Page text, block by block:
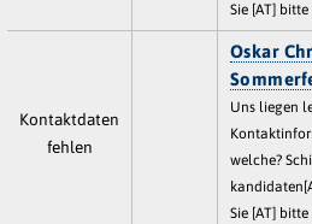
Sie [AT]
Kontaktdaten
fehlen
Oskar
Uns liegen
welche?
Sie [AT]